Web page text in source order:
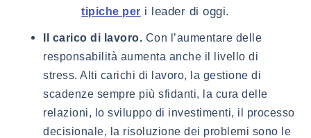
tipiche per i leader di oggi.
Il carico di lavoro. Con l’aumentare delle
responsabilità aumenta anche il livello di
stress. Alti carichi di lavoro, la gestione di
scadenze sempre più sfidanti, la cura delle
relazioni, lo sviluppo di investimenti, il processo
decisionale, la risoluzione dei problemi sono le